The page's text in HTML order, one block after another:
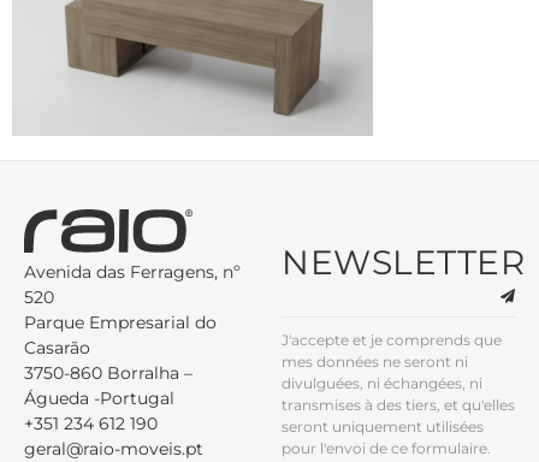
Avenida das Ferragens, nº
520
Parque Empresarial do
Casarão
3750-860 Borralha –
Águeda -Portugal
+351 234 612 190
geral@raio-moveis.pt
NEWSLETTER
J'accepte et je comprends que
mes données ne seront ni
divulguées, ni échangées, ni
transmises à des tiers, et qu'elles
seront uniquement utilisées
pour l'envoi de ce formulaire.